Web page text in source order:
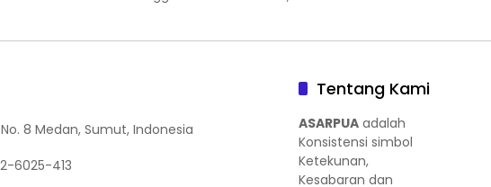
8 Medan, Sumut, Indonesia
6025-413
Tentang Kami
ASARPUA adalah
Konsistensi simbol
Ketekunan,
Kesabaran dan